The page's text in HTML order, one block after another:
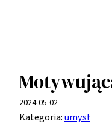
2024-05-02
Kategoria: umysł